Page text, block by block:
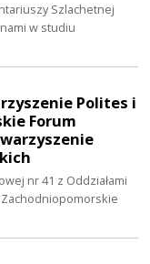
Szlachetnej
w studiu
Polites i
Forum
nr 41 z Oddziałami
Zachodniopomorskie